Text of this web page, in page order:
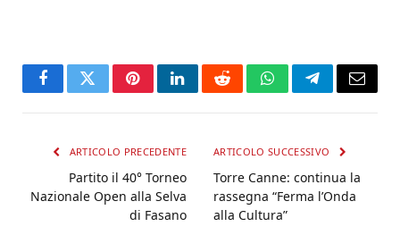
FacebookTwitterPinterestLinkedInRedditWhatsAppTelegramEmail
ARTICOLO PRECEDENTE
Partito il 40° Torneo
Nazionale Open alla Selva
di Fasano
ARTICOLO SUCCESSIVO
Torre Canne: continua la
rassegna “Ferma l’Onda
alla Cultura”